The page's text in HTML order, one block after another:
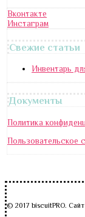
Вконтакте
Инстаграм
Свежие статьи
Инвентарь
Документы
Политика
Пользовательское
© 2017 biscuitPRO.